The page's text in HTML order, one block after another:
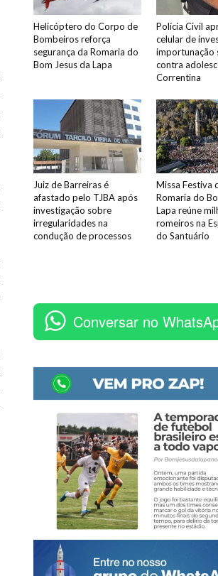
Helicóptero do Corpo de
Bombeiros reforça
segurança da Romaria do
Bom Jesus da Lapa
Polícia Civil
celular de
importunação
contra
Correntina
Juiz de Barreiras é
afastado pelo TJBA após
investigação sobre
irregularidades na
condução de processos
Missa Festiva
Romaria do
Lapa reúne
romeiros na
do Santuário
Conversar no